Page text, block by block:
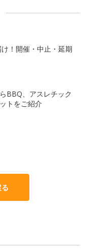
！開催・中止・延期
BBQ、アスレチック
トをご紹介